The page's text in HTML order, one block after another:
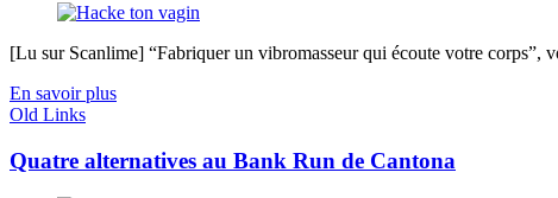
[Lu sur Scanlime] “Fabriquer un vibromasseur qui écoute votre corps”,
En savoir plus
Old Links
Quatre alternatives au Bank Run de Cantona